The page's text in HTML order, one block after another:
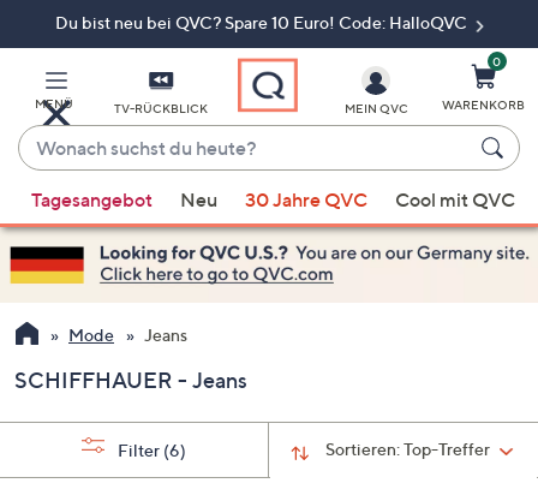
Du bist neu bei QVC? Spare 10 Euro! Code: HalloQVC
MENÜ TV-RÜCKBLICK
Wonach
suchst
du
heute?
Vorschläge
verfügbar
sind,
verwenden
Sie
Pfeiltasten
nach
und
MEIN QVC
0
WARENKORB
Tagesangebot Neu 30 Jahre QVC Cool mit QVC
Mode Jeans
SCHIFFHAUER - Jeans
Sortieren:Top-Treffer
Filter (6)